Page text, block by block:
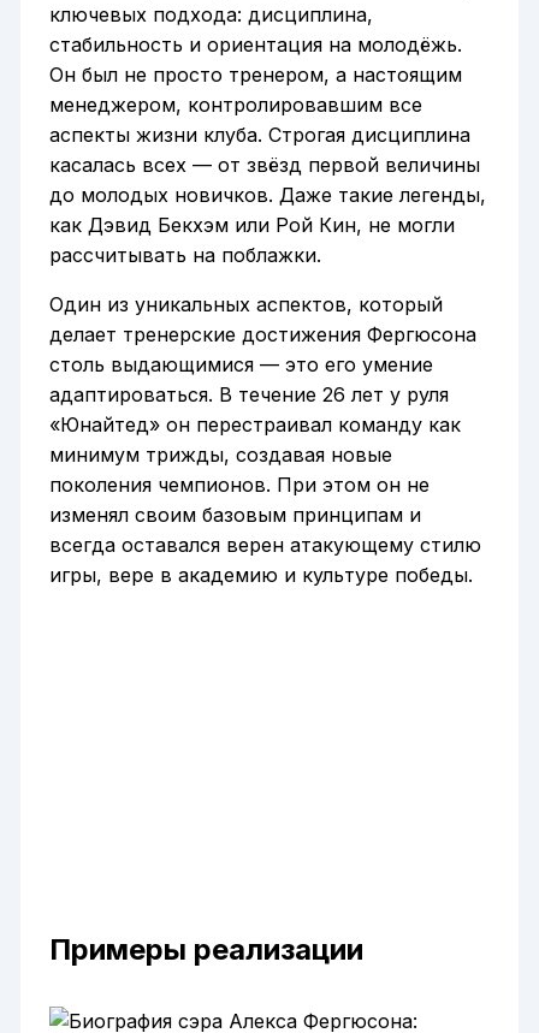
ключевых подхода: дисциплина,
стабильность и ориентация на молодёжь.
Он был не просто тренером, а настоящим
менеджером, контролировавшим все
аспекты жизни клуба. Строгая дисциплина
касалась всех — от звёзд первой величины
до молодых новичков. Даже такие легенды,
как Дэвид Бекхэм или Рой Кин, не могли
рассчитывать на поблажки.
Один из уникальных аспектов, который
делает тренерские достижения Фергюсона
столь выдающимися — это его умение
адаптироваться. В течение 26 лет у руля
«Юнайтед» он перестраивал команду как
минимум трижды, создавая новые
поколения чемпионов. При этом он не
изменял своим базовым принципам и
всегда оставался верен атакующему стилю
игры, вере в академию и культуре победы.
Примеры реализации